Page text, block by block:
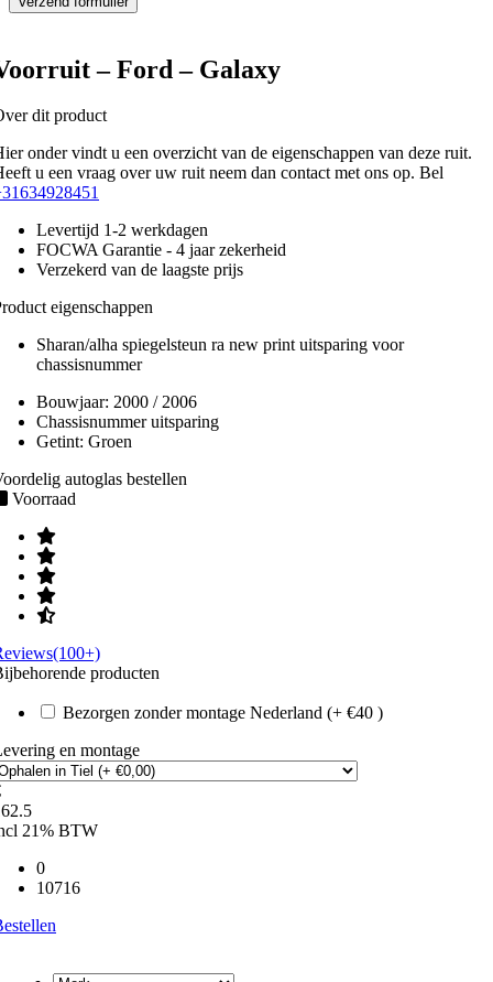
– Ford – Galaxy
dit product
onder vindt u een overzicht van de eigenschappen van deze ruit.
u een vraag over uw ruit neem dan contact met ons op. Bel
Levertijd 1-2 werkdagen
FOCWA Garantie - 4 jaar zekerheid
Verzekerd van de laagste prijs
eigenschappen
Sharan/alha spiegelsteun ra new print uitsparing voor
chassisnummer
Bouwjaar: 2000 / 2006
Chassisnummer uitsparing
Getint: Groen
autoglas bestellen
Voorraad
producten
Bezorgen zonder montage Nederland (+ €40 )
en montage
21% BTW
0
10716